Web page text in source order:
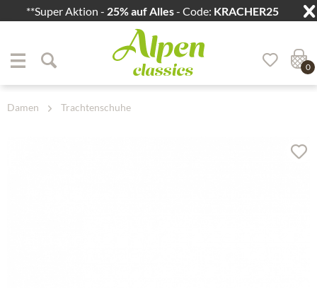
**Super Aktion - 25% auf Alles- Code: KRACHER25
Zum Hauptbereich springen
0
Damen Trachtenschuhe